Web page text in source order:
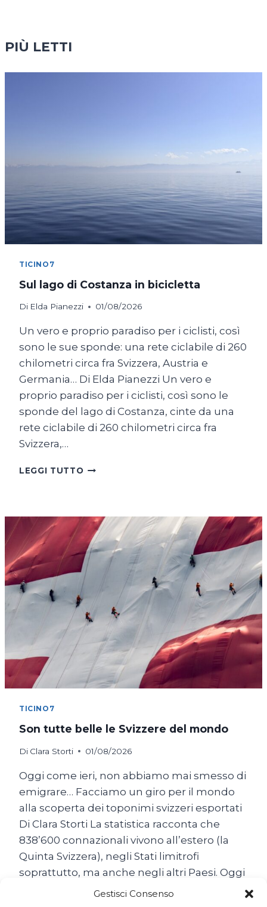
Gestisci Consenso
PIÙ LETTI
TICINO7
Sul lago di Costanza in bicicletta
Di Elda Pianezzi 01/08/2026
Un vero e proprio paradiso per i ciclisti, così
sono le sue sponde: una rete ciclabile di 260
chilometri circa fra Svizzera, Austria e
Germania… Di Elda Pianezzi Un vero e
proprio paradiso per i ciclisti, così sono le
sponde del lago di Costanza, cinte da una
rete ciclabile di 260 chilometri circa fra
Svizzera,…
LEGGI TUTTO SUL
IN
BICICLETTA
TICINO7
Son tutte belle le Svizzere del mondo
Di Clara Storti 01/08/2026
Oggi come ieri, non abbiamo mai smesso di
emigrare… Facciamo un giro per il mondo
alla scoperta dei toponimi svizzeri esportati
Di Clara Storti La statistica racconta che
838’600 connazionali vivono all’estero (la
Quinta Svizzera), negli Stati limitrofi
soprattutto, ma anche negli altri Paesi. Oggi
come ieri, non abbiamo mai smesso di